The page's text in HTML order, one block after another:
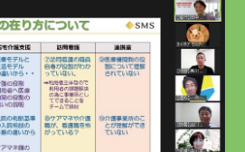
【無料公開】『ケアマネージャーＩ
ＣＴ化（居宅介護支援むけ）2021』
セミナー資料全ページ掲載｜メルマ
ガ読者限定
2021.11.09